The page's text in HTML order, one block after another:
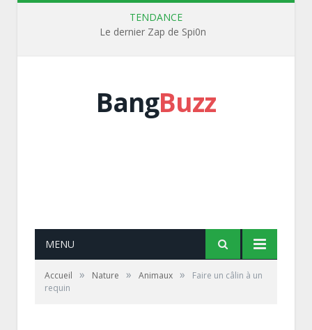
TENDANCE
Le dernier Zap de Spi0n
BangBuzz
MENU
Accueil » Nature » Animaux »
Faire un câlin à un
requin